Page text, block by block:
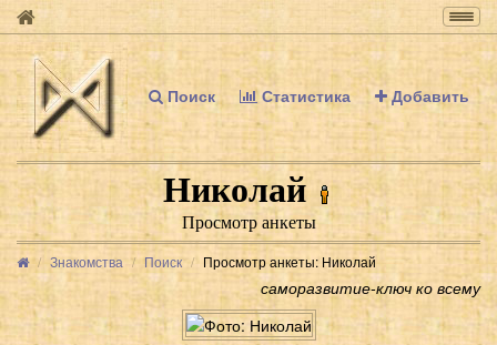
Поиск Статистика Добавить
Николай
Просмотр анкеты
Знакомства Поиск Просмотр анкеты: Николай
саморазвитие-ключ ко всему